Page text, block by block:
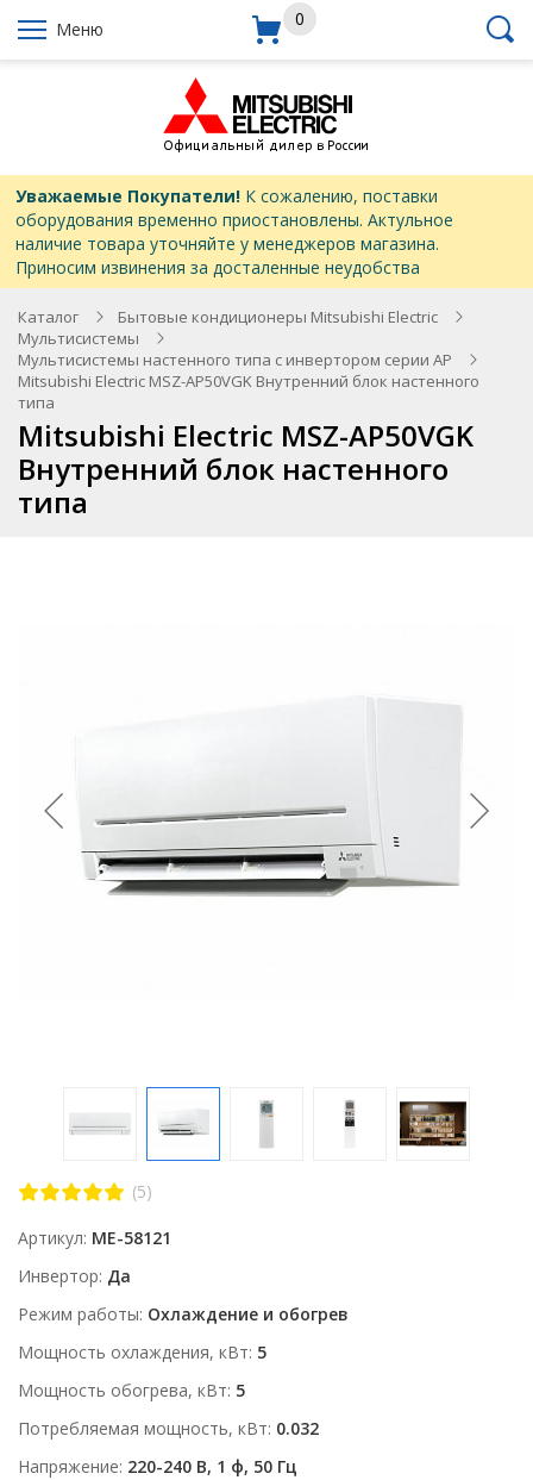
Меню 0
Уважаемые Покупатели!К сожалению, поставки
оборудования временно приостановлены. Актульное
наличие товара уточняйте у менеджеров магазина.
Приносим извинения за досталенные неудобства
Каталог
Бытовые кондиционеры Mitsubishi Electric
Мультисистемы
Мультисистемы настенного типа с инвертором серии AP
Mitsubishi Electric MSZ-AP50VGK Внутренний блок настенного
типа
Mitsubishi Electric MSZ-AP50VGK
Внутренний блок настенного
типа
(5)
Артикул ME-58121
Инвертор Да
Режим работы Охлаждение и обогрев
Мощность охлаждения, кВт 5
Мощность обогрева, кВт 5
Потребляемая мощность, кВт 0.032
Напряжение 220-240 В, 1 ф, 50 Гц